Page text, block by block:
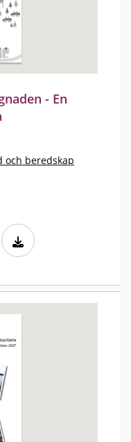
- En
och beredskap